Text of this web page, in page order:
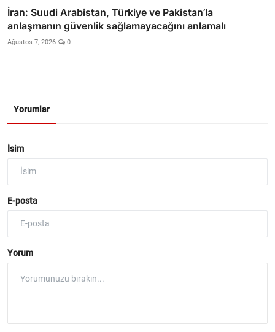
İran: Suudi Arabistan, Türkiye ve Pakistan’la
anlaşmanın güvenlik sağlamayacağını anlamalı
Ağustos 7, 2026 0
Yorumlar
İsim
E-posta
Yorum